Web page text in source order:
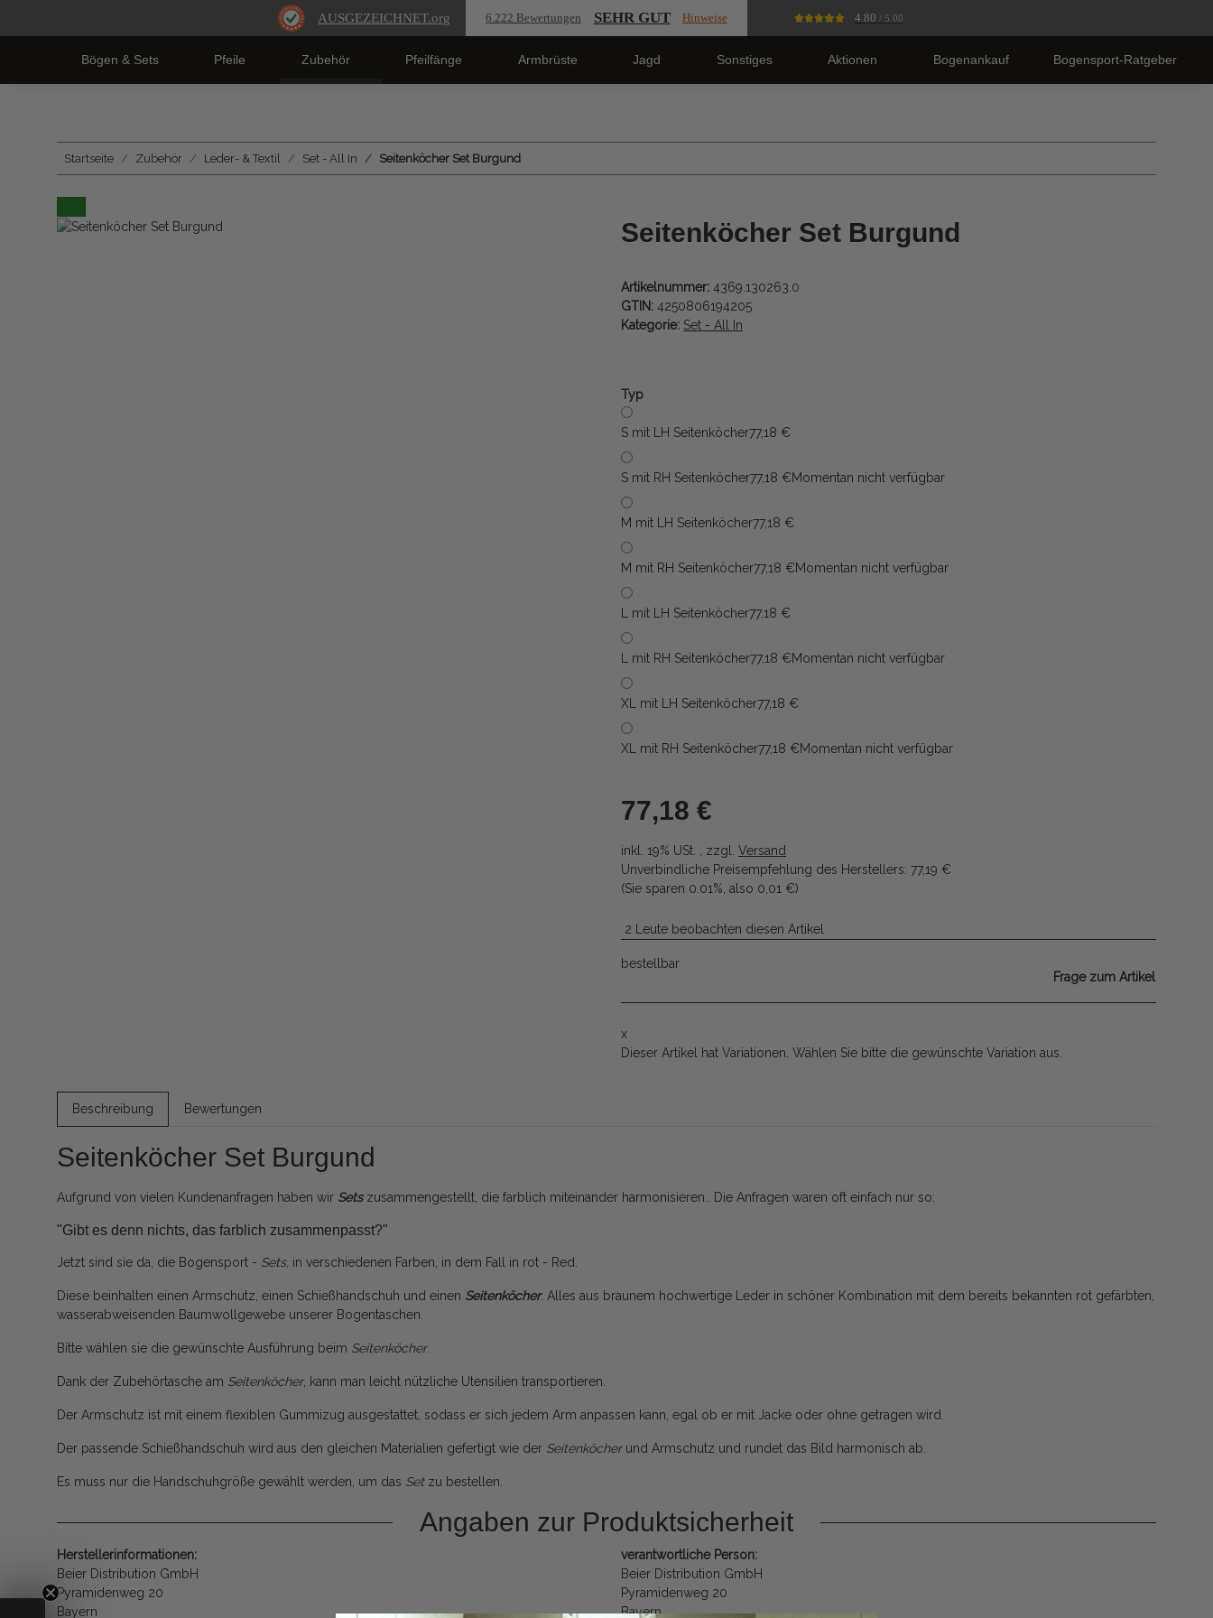
AUSGEZEICHNET.org 6.222 Bewertungen SEHR GUT Hinweise 4.80 / 5.00
Bögen & Sets Pfeile Zubehör Pfeilfänge Armbrüste Jagd Sonstiges Aktionen Bogenankauf Bogensport-Ratgeber
Startseite Zubehör Leder- & Textil Set - All In Seitenköcher Set Burgund
Seitenköcher Set Burgund
Artikelnummer: 4369.130263.0
GTIN: 4250806194205
Kategorie: Set - All In
Typ
S mit LH Seitenköcher77,18 €
S mit RH Seitenköcher77,18 €Momentan nicht verfügbar
M mit LH Seitenköcher77,18 €
M mit RH Seitenköcher77,18 €Momentan nicht verfügbar
L mit LH Seitenköcher77,18 €
L mit RH Seitenköcher77,18 €Momentan nicht verfügbar
XL mit LH Seitenköcher77,18 €
XL mit RH Seitenköcher77,18 €Momentan nicht verfügbar
77,18 €
inkl. 19% USt. , zzgl. Versand
Unverbindliche Preisempfehlung des Herstellers: 77,19 €
(Sie sparen 0.01%, also 0,01 €)
2 Leute beobachten diesen Artikel
bestellbar
Frage zum Artikel
x
Dieser Artikel hat Variationen. Wählen Sie bitte die gewünschte Variation aus.
Beschreibung Bewertungen
Seitenköcher Set Burgund
Aufgrund von vielen Kundenanfragen haben wir Sets zusammengestellt, die farblich miteinander harmonisieren.. Die Anfragen waren oft einfach nur so:
"Gibt es denn nichts, das farblich zusammenpasst?"
Jetzt sind sie da, die Bogensport - Sets, in verschiedenen Farben, in dem Fall in rot - Red.
Diese beinhalten einen Armschutz, einen Schießhandschuh und einen Seitenköcher. Alles aus braunem hochwertige Leder in schöner Kombination mit dem bereits bekannten rot gefärbten,
wasserabweisenden Baumwollgewebe unserer Bogentaschen.
Bitte wählen sie die gewünschte Ausführung beim Seitenköcher.
Dank der Zubehörtasche am Seitenköcher, kann man leicht nützliche Utensilien transportieren.
Der Armschutz ist mit einem flexiblen Gummizug ausgestattet, sodass er sich jedem Arm anpassen kann, egal ob er mit Jacke oder ohne getragen wird.
Der passende Schießhandschuh wird aus den gleichen Materialien gefertigt wie der Seitenköcher und Armschutz und rundet das Bild harmonisch ab.
Es muss nur die Handschuhgröße gewählt werden, um das Set zu bestellen.
Angaben zur Produktsicherheit
Herstellerinformationen:
Beier Distribution GmbH
Pyramidenweg 20
Bayern
verantwortliche Person:
Beier Distribution GmbH
Pyramidenweg 20
Bayern